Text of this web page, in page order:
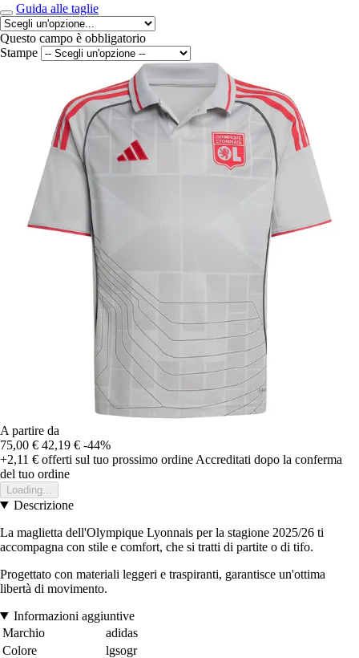
Guida alle taglie
Questo campo è obbligatorio
Stampe
A partire da
75,00 € 42,19 € -44%
+2,11 € offerti sul tuo prossimo ordine Accreditati dopo la conferma
del tuo ordine
Loading...
Descrizione
La maglietta dell'Olympique Lyonnais per la stagione 2025/26 ti
accompagna con stile e comfort, che si tratti di partite o di tifo.
Progettato con materiali leggeri e traspiranti, garantisce un'ottima
libertà di movimento.
Informazioni aggiuntive
Marchio
adidas
Colore
lgsogr